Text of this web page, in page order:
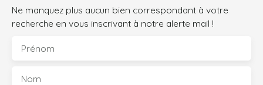
Ne manquez plus aucun bien correspondant à votre
recherche en vous inscrivant à notre alerte mail !
Prénom
Nom